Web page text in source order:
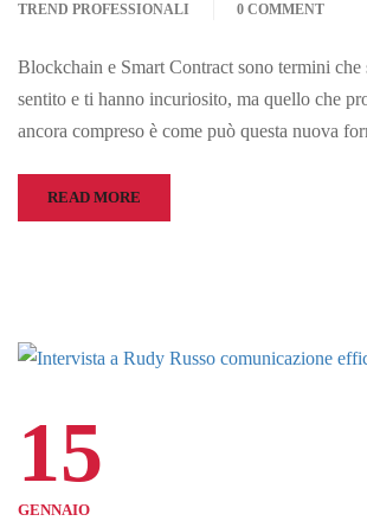
TREND PROFESSIONALI
0 COMMENT
Blockchain e Smart Contract sono termini che
sentito e ti hanno incuriosito, ma quello che
ancora compreso è come può questa nuova
READ MORE
15
GENNAIO